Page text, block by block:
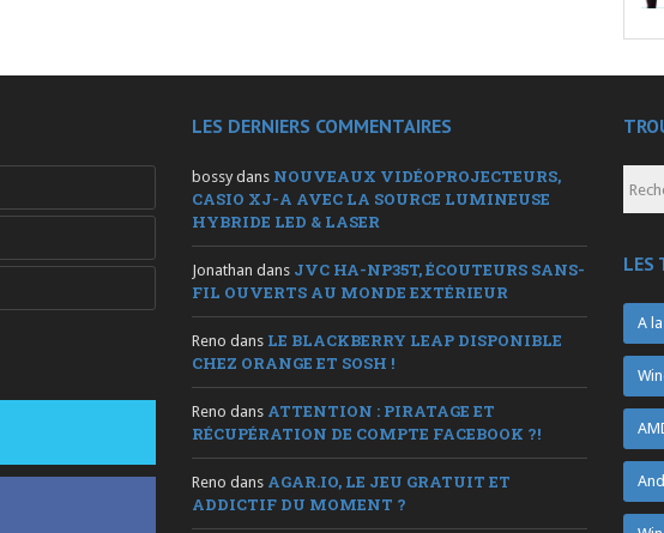
LES DERNIERS COMMENTAIRES
bossy dans NOUVEAUX VIDÉOPROJECTEURS,
CASIO XJ-A AVEC LA SOURCE LUMINEUSE
HYBRIDE LED & LASER
Jonathan dans JVC HA-NP35T, ÉCOUTEURS SANS-
FIL OUVERTS AU MONDE EXTÉRIEUR
Reno dans LE BLACKBERRY LEAP DISPONIBLE
CHEZ ORANGE ET SOSH !
Reno dans ATTENTION : PIRATAGE ET
RÉCUPÉRATION DE COMPTE FACEBOOK ?!
Reno dans AGAR.IO, LE JEU GRATUIT ET
ADDICTIF DU MOMENT ?
LES
A